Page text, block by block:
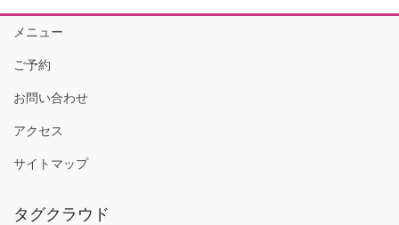
メニュー
ご予約
お問い合わせ
アクセス
サイトマップ
タグクラウド